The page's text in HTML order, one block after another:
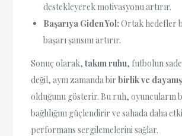
destekleyerek motivasyonu artırır.
Başarıya Giden Yol: Ortak hedefler
başarı şansını artırır.
Sonuç olarak,takım ruhu, futbolun
değil, aynı zamanda birbirlik ve
olduğunu gösterir. Bu ruh, oyuncuların
bağlılığını güçlendirir ve sahada daha
performans sergilemelerini sağlar.